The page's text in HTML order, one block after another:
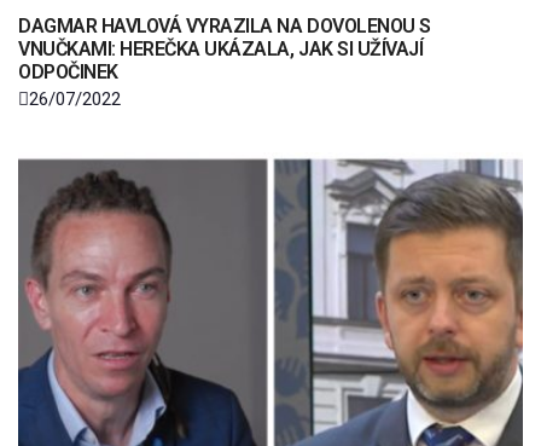
DAGMAR HAVLOVÁ VYRAZILA NA DOVOLENOU S
VNUČKAMI: HEREČKA UKÁZALA, JAK SI UŽÍVAJÍ
ODPOČINEK
26/07/2022